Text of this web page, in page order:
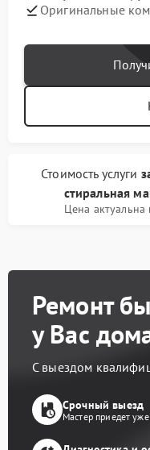
Оригинальные
Стоимость услуги
стиральная
Цена
Ремонт
у Вас
С выездом
Срочный выезд
Мастер приедет